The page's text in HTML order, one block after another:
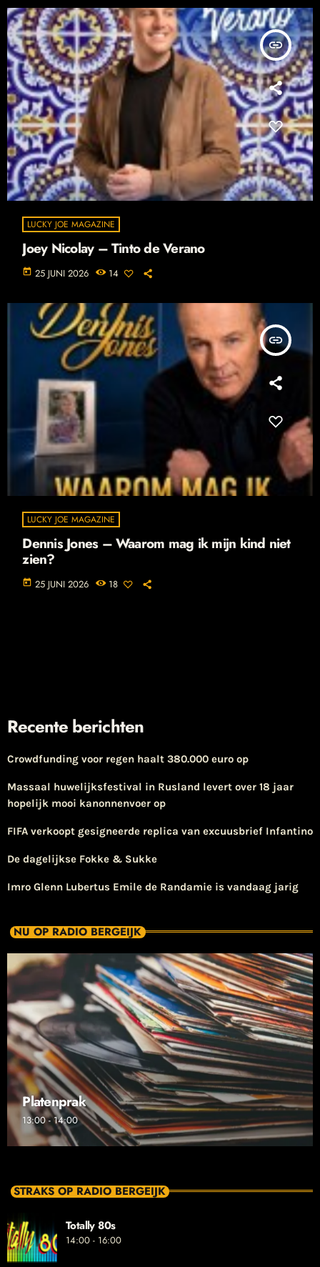
insert_link
LUCKY JOE MAGAZINE
Joey Nicolay – Tinto de Verano
today 25 JUNI 2026 14
insert_link
LUCKY JOE MAGAZINE
Dennis Jones – Waarom mag ik mijn kind niet
zien?
today 25 JUNI 2026 18
Recente berichten
Crowdfunding voor regen haalt 380.000 euro op
Massaal huwelijksfestival in Rusland levert over 18 jaar
hopelijk mooi kanonnenvoer op
FIFA verkoopt gesigneerde replica van excuusbrief Infantino
De dagelijkse Fokke & Sukke
Imro Glenn Lubertus Emile de Randamie is vandaag jarig
NU OP RADIO BERGEIJK
Platenprak
13:00 - 14:00
STRAKS OP RADIO BERGEIJK
Totally 80s
14:00 - 16:00